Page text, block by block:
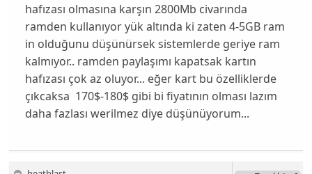
hafızası olmasına karşın 2800Mb civarında
ramden kullanıyor yük altında ki zaten 4-5GB ram
in olduğunu düşünürsek sistemlerde geriye ram
kalmıyor.. ramden paylaşımı kapatsak kartın
hafızası çok az oluyor... eğer kart bu özelliklerde
çıkcaksa 170$-180$ gibi bi fiyatının olması lazım
daha fazlası werilmez diye düşünüyorum...